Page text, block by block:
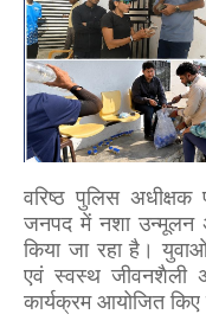
वरिष्ठ पुलिस
जनपद में नशा उन्मूलन
किया जा रहा है।
एवं स्वस्थ जीवनशैली
कार्यक्रम आयोजित